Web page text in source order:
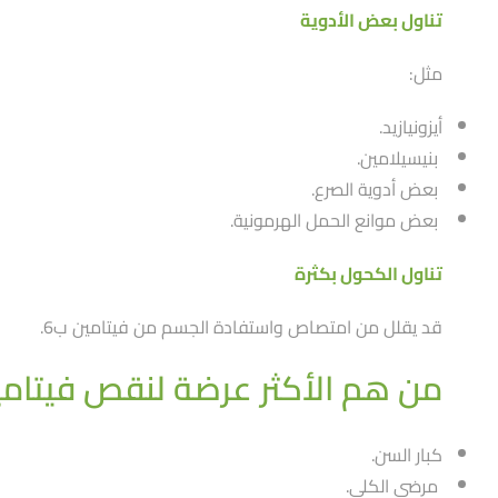
تناول بعض الأدوية
مثل:
أيزونيازيد.
بنيسيلامين.
بعض أدوية الصرع.
بعض موانع الحمل الهرمونية.
تناول الكحول بكثرة
قد يقلل من امتصاص واستفادة الجسم من فيتامين ب6.
من هم الأكثر عرضة لنقص
كبار السن.
مرضى الكلى.